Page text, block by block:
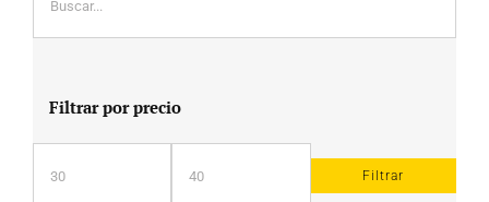
Filtrar por precio
Precio
Precio
Filtrar